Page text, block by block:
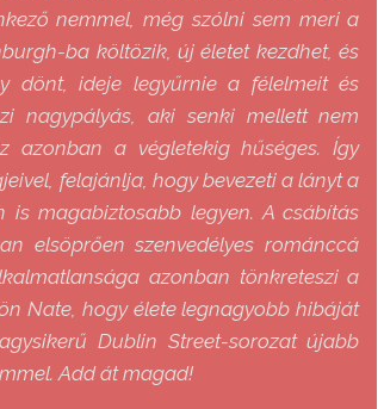
nemmel, még szólni sem meri a
ba költözik, új életet kezdhet, és
dönt, ideje legyűrnie a félelmeit és
nagypályás, aki senki mellett nem
azonban a végletekig hűséges. Így
felajánlja, hogy bevezeti a lányt a
is magabiztosabb legyen. A csábítás
elsöprően szenvedélyes románccá
azonban tönkreteszi a
Nate, hogy élete legnagyobb hibáját
Dublin Street-sorozat újabb
Add át magad!